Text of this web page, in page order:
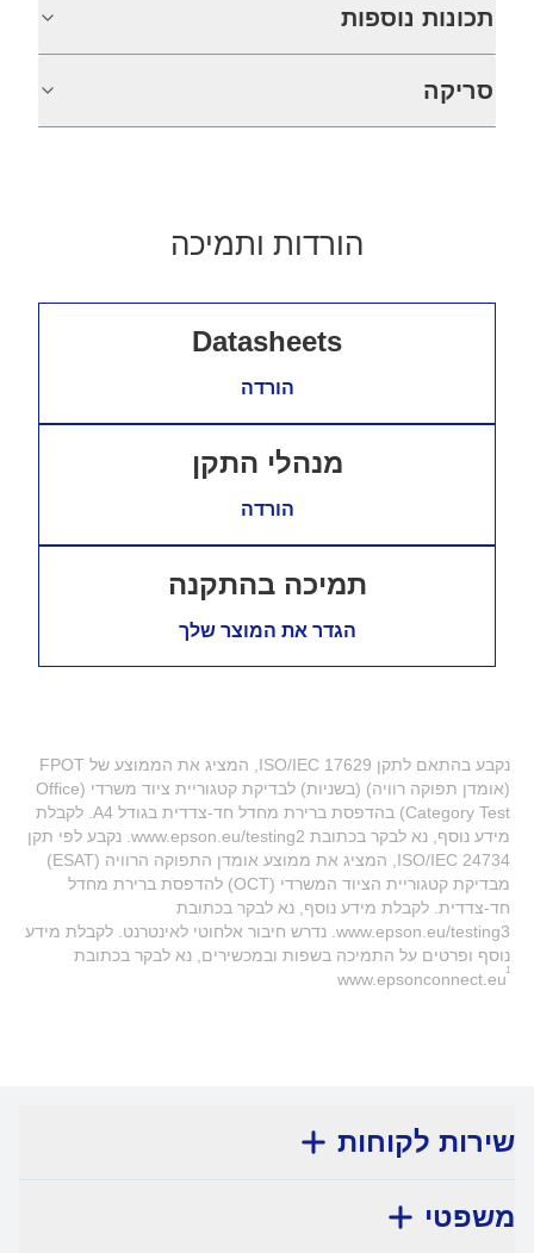
תכונות נוספות
סריקה
הורדות ותמיכה
Datasheets
הורדה
מנהלי התקן
הורדה
תמיכה בהתקנה
הגדר את המוצר שלך
נקבע בהתאם לתקן ISO/IEC 17629, המציג את הממוצע של FPOT
(אומדן תפוקה רוויה) (בשניות) לבדיקת קטגוריית ציוד משרדי (Office
Category Test) בהדפסת ברירת מחדל חד-צדדית בגודל A4. לקבלת
מידע נוסף, נא לבקר בכתובת www.epson.eu/testing2. נקבע לפי תקן
ISO/IEC 24734, המציג את ממוצע אומדן התפוקה הרוויה (ESAT)
מבדיקת קטגוריית הציוד המשרדי (OCT) להדפסת ברירת מחדל
חד-צדדית. לקבלת מידע נוסף, נא לבקר בכתובת
www.epson.eu/testing3. נדרש חיבור אלחוטי לאינטרנט. לקבלת מידע
נוסף ופרטים על התמיכה בשפות ובמכשירים, נא לבקר בכתובת
www.epsonconnect.eu1
שירות לקוחות
משפטי